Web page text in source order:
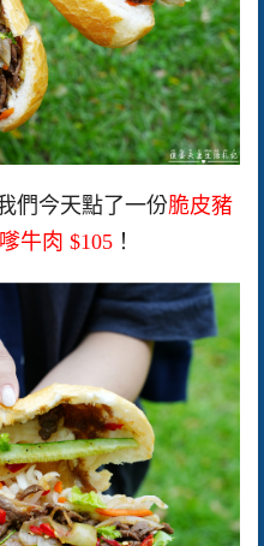
們今天點了一份脆皮豬
牛肉 $105！